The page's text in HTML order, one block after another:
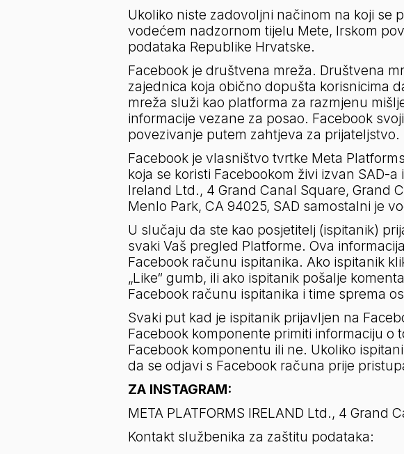
Ukoliko niste zadovoljni načinom na koji se
vodećem nadzornom tijelu Mete, Irskom
podataka Republike Hrvatske.
Facebook je društvena mreža. Društvena
zajednica koja obično dopušta korisnicima
mreža služi kao platforma za razmjenu
informacije vezane za posao. Facebook
povezivanje putem zahtjeva za prijateljstvo.
Facebook je vlasništvo tvrtke Meta
koja se koristi Facebookom živi izvan SAD-
Ireland Ltd., 4 Grand Canal Square, Grand
Menlo Park, CA 94025, SAD samostalni je
U slučaju da ste kao posjetitelj (ispitanik)
svaki Vaš pregled Platforme. Ova
Facebook računu ispitanika. Ako ispitanik
„Like“ gumb, ili ako ispitanik pošalje
Facebook računu ispitanika i time sprema
Svaki put kad je ispitanik prijavljen na
Facebook komponente primiti informaciju o
Facebook komponentu ili ne. Ukoliko
da se odjavi s Facebook računa prije
ZA INSTAGRAM:
META PLATFORMS IRELAND Ltd., 4
Kontakt službenika za zaštitu podataka: